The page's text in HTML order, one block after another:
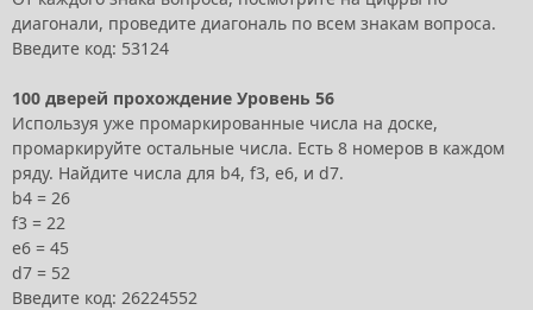
диагонали, проведите диагональ по всем знакам вопроса.
Введите код: 53124
100 дверей прохождение Уровень 56
Используя уже промаркированные числа на доске,
промаркируйте остальные числа. Есть 8 номеров в каждом
ряду. Найдите числа для b4, f3, e6, и d7.
b4 = 26
f3 = 22
e6 = 45
d7 = 52
Введите код: 26224552